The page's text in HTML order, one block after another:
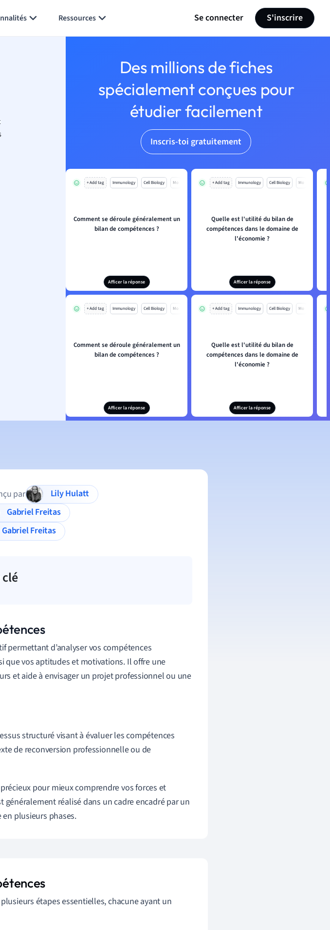
Ressources Se connecter S'inscrire
Des millions de fiches
spécialement conçues pour
étudier facilement
Inscris-toi gratuitement
+ Add tag Immunology Cell Biology Mo
Comment se déroule généralement un
bilan de compétences ?
Afficer la réponse
+ Add tag Immunology Cell Biology Mo
Quelle est l'utilité du bilan de
compétences dans le domaine de
l'économie ?
Afficer la réponse
+ Add tag Immunology Cell Biology Mo
Comment se déroule généralement un
bilan de compétences ?
Afficer la réponse
+ Add tag Immunology Cell Biology Mo
Quelle est l'utilité du bilan de
compétences dans le domaine de
l'économie ?
Afficer la réponse
par
Lily Hulatt
Gabriel Freitas
Gabriel Freitas
permettant d’analyser vos compétences
que vos aptitudes et motivations. Il offre une
et aide à envisager un projet professionnel ou une
structuré visant à évaluer les compétences
de reconversion professionnelle ou de
pour mieux comprendre vos forces et
réalisé dans un cadre encadré par un
plusieurs phases.
étapes essentielles, chacune ayant un